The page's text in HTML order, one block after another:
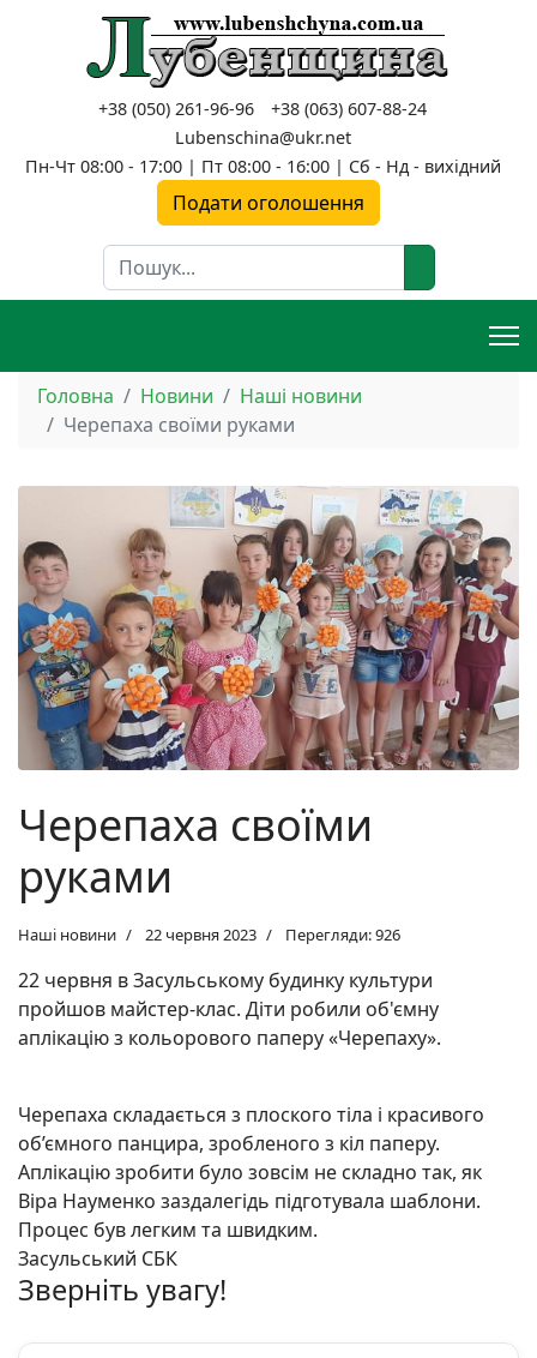
+38 (050) 261-96-96
+38 (063) 607-88-24
Lubenschina@ukr.net
Пн-Чт 08:00 - 17:00 | Пт 08:00 - 16:00 | Сб - Нд - вихідний
Подати оголошення
Пошук
Головна Новини
Наші новини
Черепаха своїми руками
Черепаха своїми
руками
Наші новини 22 червня 2023 Перегляди: 926
22 червня в Засульському будинку культури
пройшов майстер-клас. Діти робили об'ємну
аплікацію з кольорового паперу «Черепаху».
Черепаха складається з плоского тіла і красивого
об’ємного панцира, зробленого з кіл паперу.
Аплікацію зробити було зовсім не складно так, як
Віра Науменко заздалегідь підготувала шаблони.
Процес був легким та швидким.
Засульський СБК
Зверніть увагу!